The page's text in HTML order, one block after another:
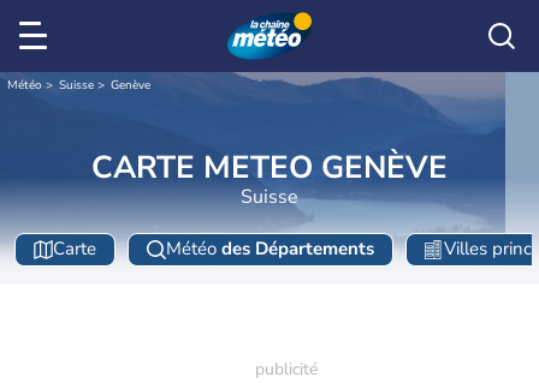
Météo Suisse Genève
CARTE METEO GENÈVE
Suisse
Carte Météo des Départements Villes